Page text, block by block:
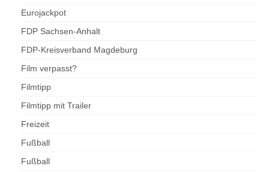
Eurojackpot
FDP Sachsen-Anhalt
FDP-Kreisverband Magdeburg
Film verpasst?
Filmtipp
Filmtipp mit Trailer
Freizeit
Fußball
Fußball